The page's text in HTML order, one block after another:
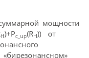
мощности
H)+Pc_up(RH)) от